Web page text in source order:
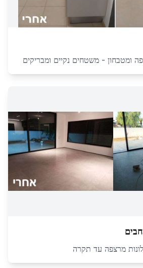
ומטבחון - משטחים נקיים ומבריקים
מרצפה עד תקרה